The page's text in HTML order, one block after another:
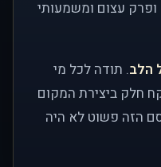
עצום ומשמעותי
הלב. תודה לכל מי
חלק ביצירת המקום
הזה פשוט לא היה